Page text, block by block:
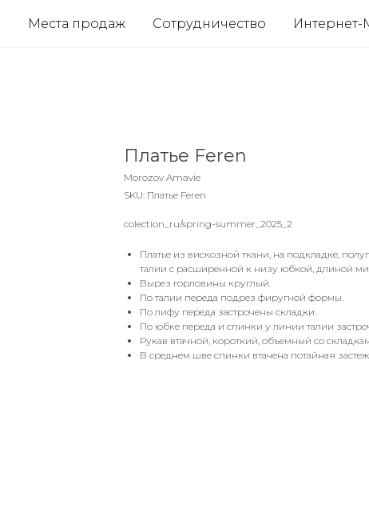
Места продаж Сотрудничество Интернет-
Платье Feren
Morozov Amavie
SKU: Платье Feren
colection_ru/spring-summer_2025_2
Платье из вискозной ткани, на подкладке,
талии с расширенной к низу юбкой, длиной
Вырез горловины круглый.
По талии переда подрез фиругной формы.
По лифу переда застрочены складки.
По юбке переда и спинки у линии талии
Рукав втачной, короткий, объемный со
В среднем шве спинки втачена потайная